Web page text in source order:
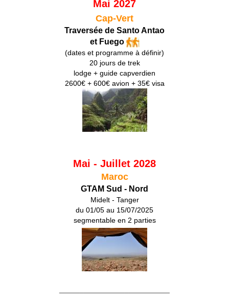
Mai 2027
Cap-Vert
Traversée de Santo Antao
et Fuego
(dates et programme à définir)
20 jours de trek
lodge + guide capverdien
2600€ + 600€ avion + 35€ visa
Mai - Juillet 2028
Maroc
GTAM Sud - Nord
Midelt - Tanger
du 01/05 au 15/07/2025
segmentable en 2 parties